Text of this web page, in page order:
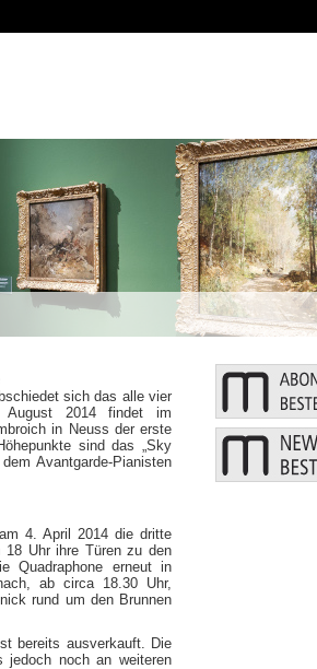
sich das alle vier
August 2014 findet im
in Neuss der erste
sind das „Sky
Avantgarde-Pianisten
4. April 2014 die dritte
18 Uhr ihre Türen zu den
Quadraphone erneut in
ab circa 18.30 Uhr,
rund um den Brunnen
bereits ausverkauft. Die
jedoch noch an weiteren